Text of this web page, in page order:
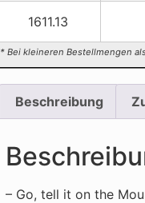
1611.13
* Bei kleineren Bestellmengen
Beschreibung
– Go, tell it on the